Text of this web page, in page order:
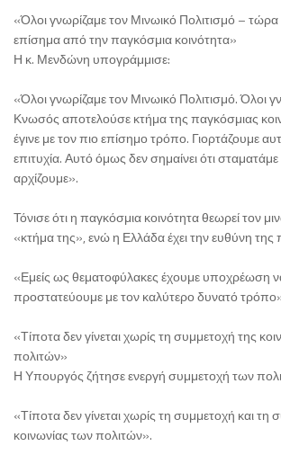
«Όλοι γνωρίζαμε τον Μινωικό Πολιτισμό – τώρα
επίσημα από την παγκόσμια κοινότητα»
Η κ. Μενδώνη υπογράμμισε:
«Όλοι γνωρίζαμε τον Μινωικό Πολιτισμό. Όλοι
Κνωσός αποτελούσε κτήμα της παγκόσμιας
έγινε με τον πιο επίσημο τρόπο. Γιορτάζουμε
επιτυχία. Αυτό όμως δεν σημαίνει ότι
αρχίζουμε».
Τόνισε ότι η παγκόσμια κοινότητα θεωρεί τον
«κτήμα της», ενώ η Ελλάδα έχει την ευθύνη της
«Εμείς ως θεματοφύλακες έχουμε υποχρέωση
προστατεύουμε με τον καλύτερο δυνατό
«Τίποτα δεν γίνεται χωρίς τη συμμετοχή της
πολιτών»
Η Υπουργός ζήτησε ενεργή συμμετοχή των
«Τίποτα δεν γίνεται χωρίς τη συμμετοχή και τη
κοινωνίας των πολιτών».